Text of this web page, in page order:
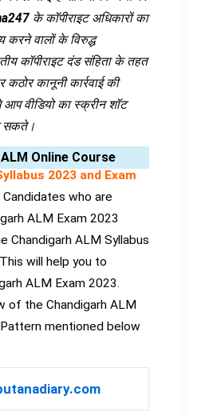
के कॉपीराइट अधिकारों का
करने वालों के विरुद्ध
कॉपीराइट दंड संहिता के तहत
कठोर कानूनी कार्रवाई की
आप वीडियो का स्क्रीन शॉट
सकते।
Online Course
2023 and Exam
Candidates who are
ALM Exam 2023
Chandigarh ALM Syllabus
will help you to
ALM Exam 2023.
of the Chandigarh ALM
mentioned below